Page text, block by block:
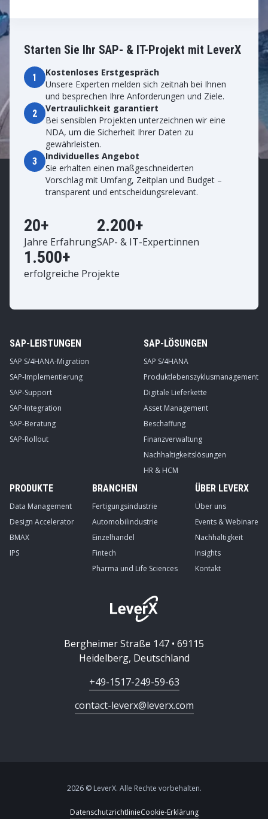
Starten Sie Ihr SAP- & IT-Projekt mit LeverX
1
Kostenloses Erstgespräch
Unsere Experten melden sich zeitnah bei Ihnen
und besprechen Ihre Anforderungen und Ziele.
2
Vertraulichkeit garantiert
Bei sensiblen Projekten unterzeichnen wir eine
NDA, um die Sicherheit Ihrer Daten zu
gewährleisten.
3
Individuelles Angebot
Sie erhalten einen maßgeschneiderten
Vorschlag mit Umfang, Zeitplan und Budget –
transparent und entscheidungsrelevant.
20+
Jahre Erfahrung
2.200+
SAP- & IT-Expert:innen
1.500+
erfolgreiche Projekte
SAP-LEISTUNGEN
SAP S/4HANA-Migration
SAP-Implementierung
SAP-Support
SAP-Integration
SAP-Beratung
SAP-Rollout
SAP-LÖSUNGEN
SAP S/4HANA
Produktlebenszyklusmanagement
Digitale Lieferkette
Asset Management
Beschaffung
Finanzverwaltung
Nachhaltigkeitslösungen
HR & HCM
PRODUKTE
Data Management
Design Accelerator
BMAX
IPS
BRANCHEN
Fertigungsindustrie
Automobilindustrie
Einzelhandel
Fintech
Pharma und Life Sciences
ÜBER LEVERX
Über uns
Events & Webinare
Nachhaltigkeit
Insights
Kontakt
Bergheimer Straße 147 • 69115
Heidelberg, Deutschland
+49-1517-249-59-63
contact-leverx@leverx.com
2026 © LeverX. Alle Rechte vorbehalten.
DatenschutzrichtlinieCookie-Erklärung